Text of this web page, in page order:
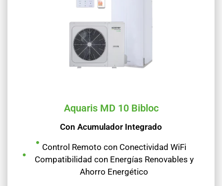
Aquaris MD 10 Bibloc
Con Acumulador Integrado
Control Remoto con Conectividad WiFi
Compatibilidad con Energías Renovables y
Ahorro Energético